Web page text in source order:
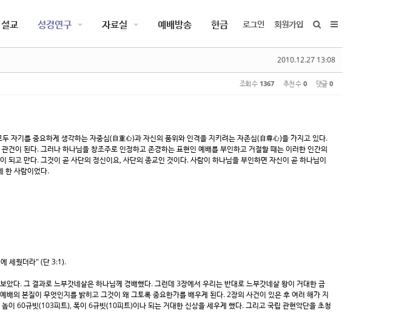
설교 성경연구 자료실 예배방송 헌금 로그인 회원가입
2010.12.27 13:08
조회 수 1367 추천 수 0 댓글 0
자기를 중요하게 생각하는 자중심(自重心)과 자신의 품위와 인격을 지키려는 자존심(自尊心)을 가지고 있다.
이 된다. 그러나 하나님을 창조주로 인정하고 존경하는 표현인 예배를 부인하고 거절할 때는 이러한 인간의
고 만다. 그것이 곧 사단의 정신이요, 사단의 종교인 것이다. 사람이 하나님을 부인하면 자신이 곧 하나님이
한 사람이었다.
세웠더라" (단 3:1).
다. 그 결과로 느부갓네살은 하나님께 경배했다. 그런데 3장에서 우리는 반대로 느부갓네살 왕이 거대한 금
의 본질이 무엇인지를 밝히고 그것이 왜 그토록 중요한가를 배우게 된다. 2장의 사건이 있은 후 여러 해가 지
이 60규빗(103피트), 폭이 6규빗(10피트)이나 되는 거대한 신상을 세우게 했다. 그리고 국립 관현악단을 초청